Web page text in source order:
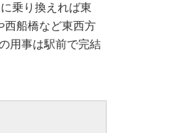
乗り換えれば東
西船橋など東西方
用事は駅前で完結